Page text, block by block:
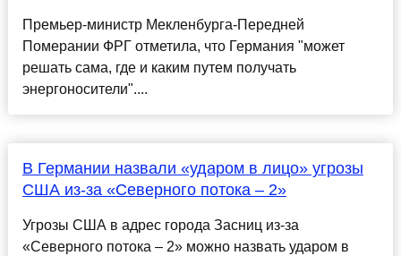
Премьер-министр Мекленбурга-Передней
Померании ФРГ отметила, что Германия "может
решать сама, где и каким путем получать
энергоносители"....
В Германии назвали «ударом в лицо» угрозы
США из-за «Северного потока – 2»
Угрозы США в адрес города Засниц из-за
«Северного потока – 2» можно назвать ударом в